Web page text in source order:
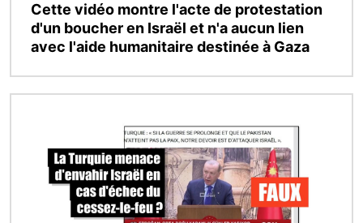
Cette vidéo montre l'acte de protestation
d'un boucher en Israël et n'a aucun lien
avec l'aide humanitaire destinée à Gaza